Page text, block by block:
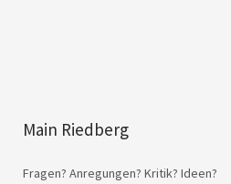
Main Riedberg
Fragen? Anregungen? Kritik? Ideen?